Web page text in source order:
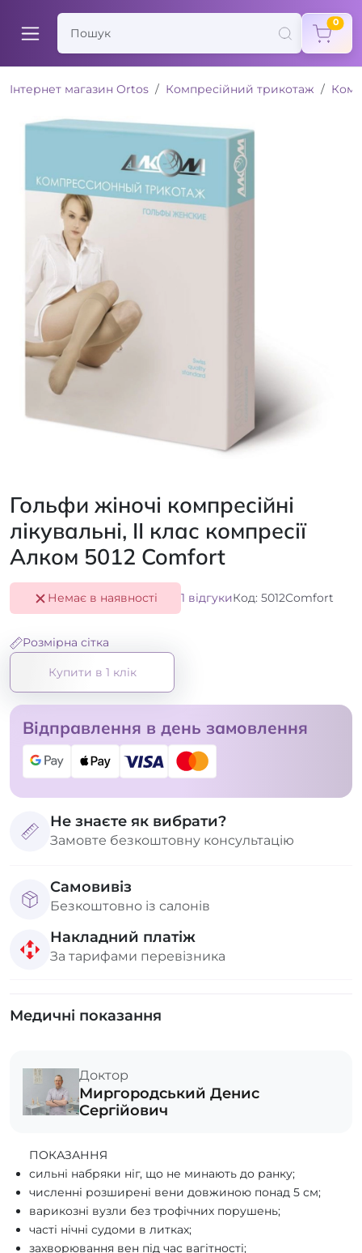
0
Інтернет магазин Ortos Компресійний трикотаж
Гольфи жіночі компресійні
лікувальні, II клас компресії
Алком 5012 Comfort
Немає в наявності 1 відгукиКод: 5012Comfort
Розмірна сітка
Купити в 1 клік
Відправлення в день замовлення
Не знаєте як вибрати?
Замовте безкоштовну консультацію
Самовивіз
Безкоштовно із салонів
Накладний платіж
За тарифами перевізника
Медичні показання
Доктор
Миргородський Денис
Сергійович
ПОКАЗАННЯ
сильні набряки ніг, що не минають до ранку;
численні розширені вени довжиною понад 5 см;
варикозні вузли без трофічних порушень;
часті нічні судоми в литках;
захворювання вен під час вагітності;